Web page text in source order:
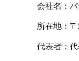
会社名：
所在地：
代表者：